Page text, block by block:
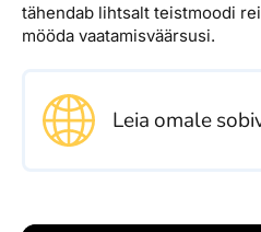
tähendab lihtsalt teistmoodi
mööda vaatamisväärsusi.
Leia omale